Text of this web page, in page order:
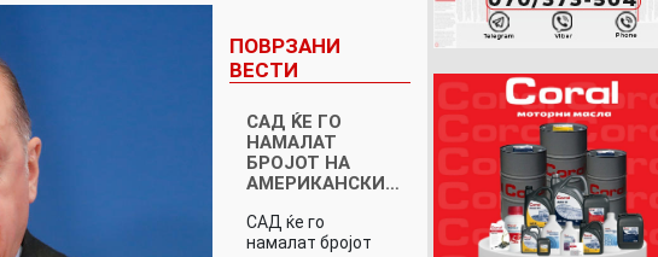
ПОВРЗАНИ
ВЕСТИ
САД ЌЕ ГО
НАМАЛАТ
БРОЈОТ НА
АМЕРИКАНСКИ…
САД ќе го
намалат бројот